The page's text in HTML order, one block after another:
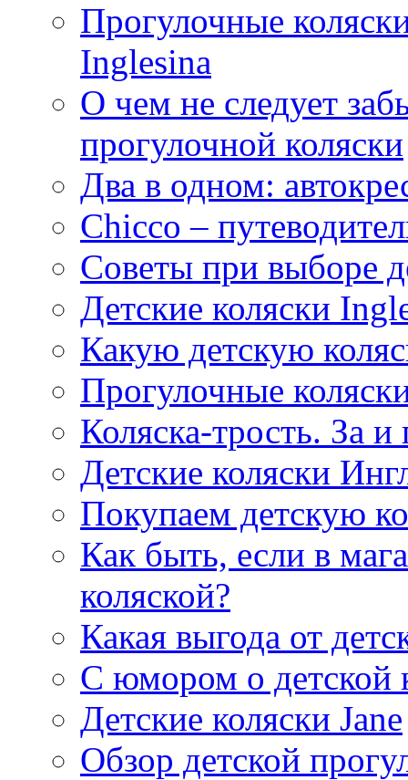
Прогулочные
Inglesina
О чем не следует
прогулочной коляски
Два в одном:
Chicco –
Советы при выборе
Детские коляски
Какую детскую
Прогулочные
Коляска-трость. За и
Детские коляски
Покупаем детскую
Как быть, если в
коляской?
Какая выгода от
С юмором о детской
Детские коляски Jane
Обзор детской